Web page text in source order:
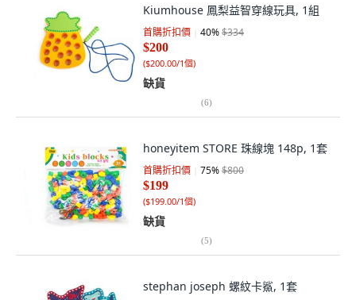
Kiumhouse 鳳梨益智穿線玩具, 1組
首購折扣價 40%$334
$200
($200.00/1個)
缺貨
(6)
honeyitem STORE 珠線塊 148p, 1套
首購折扣價 75%$800
$199
($199.00/1個)
缺貨
(5)
stephan joseph 螺紋卡鯊, 1套